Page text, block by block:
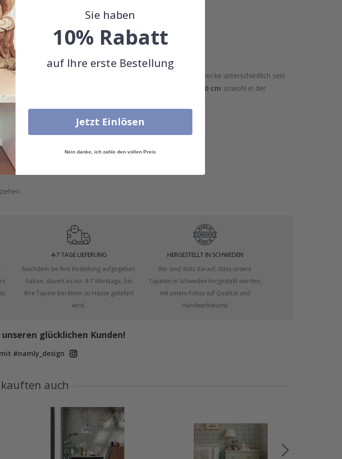
Umwelt zu erhalten.
was bedeutet, dass der Abstand zwischen Boden und Decke unterschiedlich sein
mit einem
Überlappungsmargin von mindestens 5-10 cm sowohl in der
während der Installation.
4-7 TAGE LIEFERUNG
Nachdem Sie Ihre Bestellung aufgegeben
haben, dauert es nur 4-7 Werktage, bis
Ihre Tapete bei Ihnen zu Hause geliefert
wird.
HERGESTELLT IN SCHWEDEN
Wir sind stolz darauf, dass unsere
Tapeten in Schweden hergestellt werden,
mit einem Fokus auf Qualität und
Handwerkskunst.
glücklichen Kunden!
#namly_design
auch
Sie haben
10% Rabatt
auf Ihre erste Bestellung
Jetzt Einlösen
Nein danke, ich zahle den vollen Preis